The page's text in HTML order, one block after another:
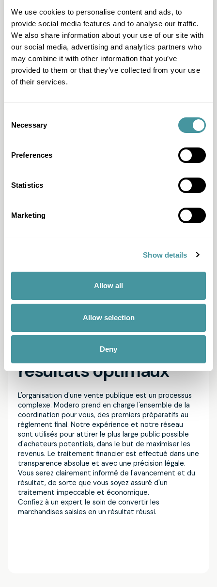
We use cookies to personalise content and ads, to
provide social media features and to analyse our traffic.
We also share information about your use of our site with
our social media, advertising and analytics partners who
may combine it with other information that you’ve
provided to them or that they’ve collected from your use
of their services.
Selection
Necessary
Preferences
Statistics
Marketing
Show details
Allow all
Allow selection
Deny
Chez Modero, vous pouvez compter sur plus de 25 ans
d'expérience juridique. C'est pourquoi nous abordons
chaque fichier de manière intégrée, en tenant compte
du contexte complet et de l'ensemble du processus de
restauration. Il en résulte une approche uniforme avec
une rentabilité unique : chaque étape suivante est
soigneusement étudiée et étayée par une évaluation
de solvabilité. C'est de la personnalisation au lieu d'un
En 2015, Modero a développé le Solid Score, une
d'expériences pratiques. Cela garantit une approche
efficace et équitable dans le but d'éviter des coûts et
capacité financière de votre client, dès le début et à
chaque étape suivante possible du processus. De cette
personnalisée. Pour en savoir plus sur le Solid Score,
Maximiser vos revenus, notre expertise.
Soin complet et
résultats optimaux
L'organisation d'une vente publique est un processus
complexe. Modero prend en charge l'ensemble de la
coordination pour vous, des premiers préparatifs au
règlement final. Notre expérience et notre réseau
sont utilisés pour attirer le plus large public possible
d'acheteurs potentiels, dans le but de maximiser les
revenus. Le traitement financier est effectué dans une
transparence absolue et avec une précision légale.
Vous serez clairement informé de l'avancement et du
résultat, de sorte que vous soyez assuré d'un
traitement impeccable et économique.
Confiez à un expert le soin de convertir les
marchandises saisies en un résultat réussi.